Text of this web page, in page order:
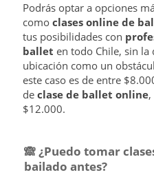
Podrás optar a opciones
como clases online de
tus posibilidades con
ballet en todo Chile, sin la
ubicación como un
este caso es de entre
de clase de ballet online
$12.000.
🙈¿Puedo tomar
bailado antes?